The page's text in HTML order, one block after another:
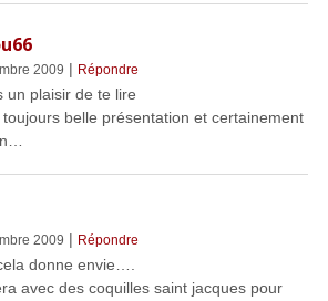
2009 | Répondre
un plaisir de te lire
belle présentation et certainement
2009 | Répondre
donne envie….
avec des coquilles saint jacques pour